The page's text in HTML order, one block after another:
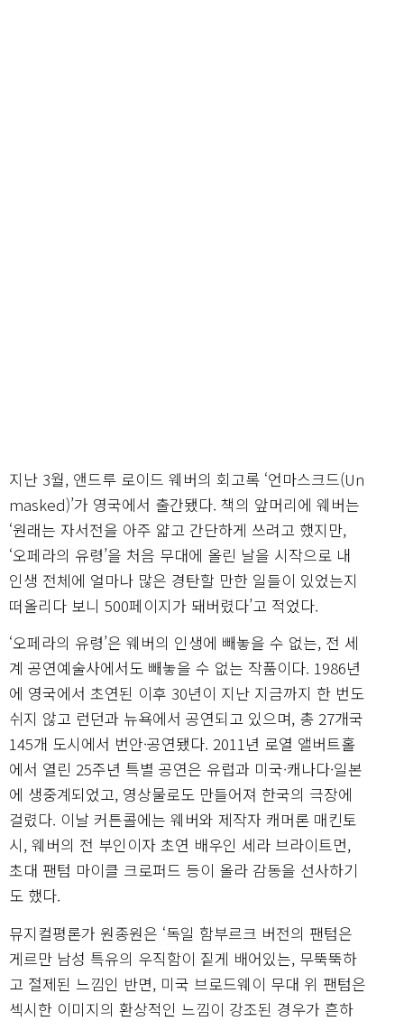
지난 3월, 앤드루 로이드 웨버의 회고록 ‘언마스크드(Un
masked)’가 영국에서 출간됐다. 책의 앞머리에 웨버는
‘원래는 자서전을 아주 얇고 간단하게 쓰려고 했지만,
‘오페라의 유령’을 처음 무대에 올린 날을 시작으로 내
인생 전체에 얼마나 많은 경탄할 만한 일들이 있었는지
떠올리다 보니 500페이지가 돼버렸다’고 적었다.
‘오페라의 유령’은 웨버의 인생에 빼놓을 수 없는, 전 세
계 공연예술사에서도 빼놓을 수 없는 작품이다. 1986년
에 영국에서 초연된 이후 30년이 지난 지금까지 한 번도
쉬지 않고 런던과 뉴욕에서 공연되고 있으며, 총 27개국
145개 도시에서 번안·공연됐다. 2011년 로열 앨버트홀
에서 열린 25주년 특별 공연은 유럽과 미국·캐나다·일본
에 생중계되었고, 영상물로도 만들어져 한국의 극장에
걸렸다. 이날 커튼콜에는 웨버와 제작자 캐머론 매킨토
시, 웨버의 전 부인이자 초연 배우인 세라 브라이트먼,
초대 팬텀 마이클 크로퍼드 등이 올라 감동을 선사하기
도 했다.
뮤지컬평론가 원종원은 ‘독일 함부르크 버전의 팬텀은
게르만 남성 특유의 우직함이 짙게 배어있는, 무뚝뚝하
고 절제된 느낌인 반면, 미국 브로드웨이 무대 위 팬텀은
섹시한 이미지의 환상적인 느낌이 강조된 경우가 흔하